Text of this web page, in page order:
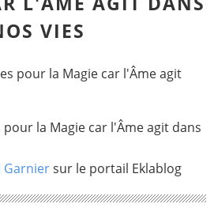
VIES
la Magie car l'Âme agit dans
Garniersur le portail Eklablog